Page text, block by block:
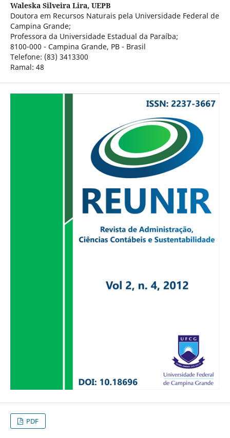
Waleska Silveira Lira, UEPB
Doutora em Recursos Naturais pela Universidade Federal de
Campina Grande;
Professora da Universidade Estadual da Paraíba;
8100-000 - Campina Grande, PB - Brasil
Telefone: (83) 3413300
Ramal: 48
PDF